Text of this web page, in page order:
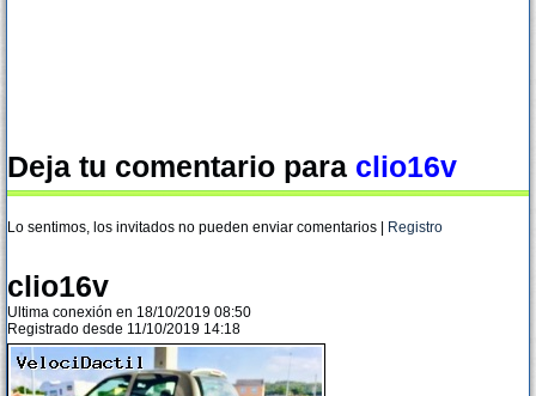
Deja tu comentario para clio16v
Lo sentimos, los invitados no pueden enviar comentarios | Registro
clio16v
Ultima conexión en 18/10/2019 08:50
Registrado desde 11/10/2019 14:18